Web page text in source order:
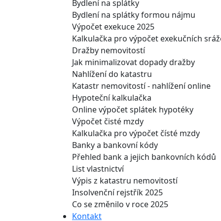
Bydlení na splátky
Bydlení na splátky formou nájmu
Výpočet exekuce 2025
Kalkulačka pro výpočet exekučních
Dražby nemovitostí
Jak minimalizovat dopady dražby
Nahlížení do katastru
Katastr nemovitostí - nahlížení online
Hypoteční kalkulačka
Online výpočet splátek hypotéky
Výpočet čisté mzdy
Kalkulačka pro výpočet čísté mzdy
Banky a bankovní kódy
Přehled bank a jejich bankovních kódů
List vlastnictví
Výpis z katastru nemovitostí
Insolvenční rejstřík 2025
Co se změnilo v roce 2025
Kontakt